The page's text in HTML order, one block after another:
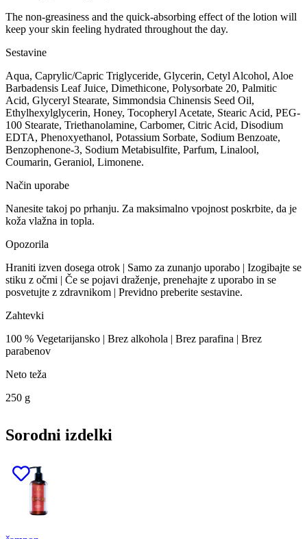
The non-greasiness and the quick-absorbing effect of the lotion will
keep your skin feeling hydrated throughout the day.
Sestavine
Aqua, Caprylic/Capric Triglyceride, Glycerin, Cetyl Alcohol, Aloe
Barbadensis Leaf Juice, Dimethicone, Polysorbate 20, Palmitic
Acid, Glyceryl Stearate, Simmondsia Chinensis Seed Oil,
Ethylhexylglycerin, Honey, Tocopheryl Acetate, Stearic Acid, PEG-
100 Stearate, Triethanolamine, Carbomer, Citric Acid, Disodium
EDTA, Phenoxyethanol, Potassium Sorbate, Sodium Benzoate,
Benzophenone-3, Sodium Metabisulfite, Parfum, Linalool,
Coumarin, Geraniol, Limonene.
Način uporabe
Nanesite takoj po prhanju. Za maksimalno vpojnost poskrbite, da je
koža vlažna in topla.
Opozorila
Hraniti izven dosega otrok | Samo za zunanjo uporabo | Izogibajte se
stiku z očmi | Če se pojavi draženje, prenehajte z uporabo in se
posvetujte z zdravnikom | Previdno preberite sestavine.
Zahtevki
100 % Vegetarijansko | Brez alkohola | Brez parafina | Brez
parabenov
Neto teža
250 g
Sorodni izdelki